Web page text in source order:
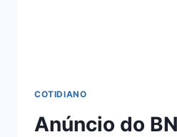
COTIDIANO
Anúncio do